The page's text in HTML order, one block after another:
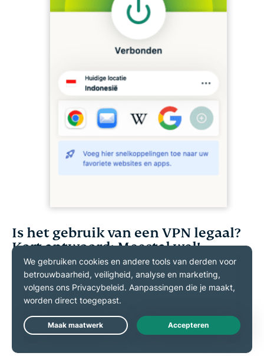
Is het gebruik van een VPN legaal?
Kort antwoord: Meestal wel!
VPN’s zijn in de meeste landen legaalen worden
veel gebruikt door zowel particulieren als
organisaties. Volgens een recent
onderzoek van Cybernews , waarin het gebruik van
VPN’s in 106 landen is geanalyseerd, is het
wereldwijde gebruik van VPN’s de afgelopen jaren
Live Chat